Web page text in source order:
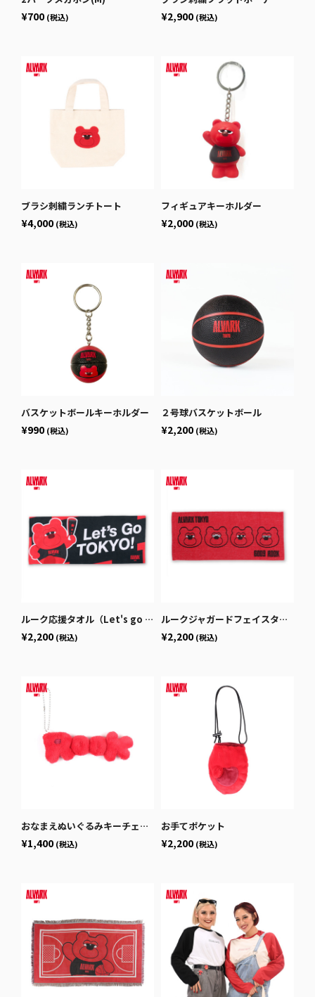
¥700 (税込) ¥2,900 (税込)
ブラシ刺繍ランチトート
¥4,000 (税込)
フィギュアキーホルダー
¥2,000 (税込)
バスケットボールキーホルダー
¥990 (税込)
２号球バスケットボール
¥2,200 (税込)
ルーク応援タオル（Let's go tokyo）
¥2,200 (税込)
ルークジャガードフェイスタオル
¥2,200 (税込)
おなまえぬいぐるみキーチェーン
¥1,400 (税込)
お手てポケット
¥2,200 (税込)